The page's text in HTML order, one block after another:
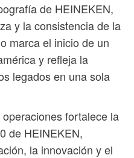
de HEINEKEN,
y la consistencia de la
marca el inicio de un
y refleja la
legados en una sola
fortalece la
de HEINEKEN,
la innovación y el